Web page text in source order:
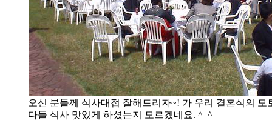
오신 분들께 식사대접 잘해드리자~! 가 우리 결혼식의 모
다들 식사 맛있게 하셨는지 모르겠네요. ^_^